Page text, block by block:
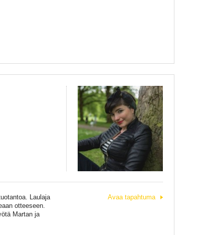
Laulaja
otteeseen.
Martan ja
Avaa tapahtuma